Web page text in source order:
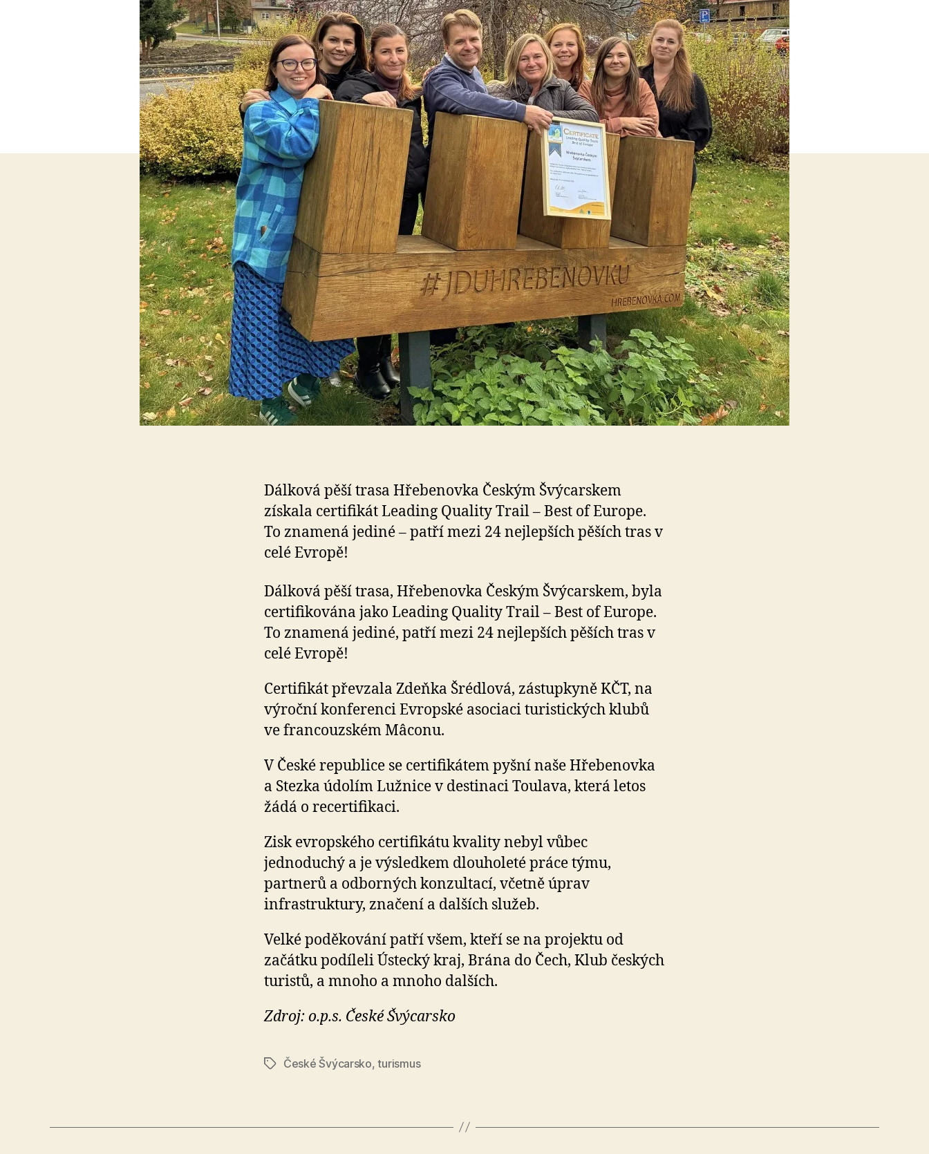
Dálková pěší trasa Hřebenovka Českým Švýcarskem
získala certifikát Leading Quality Trail – Best of Europe.
To znamená jediné – patří mezi 24 nejlepších pěších tras v
celé Evropě!
Dálková pěší trasa, Hřebenovka Českým Švýcarskem, byla
certifikována jako Leading Quality Trail – Best of Europe.
To znamená jediné, patří mezi 24 nejlepších pěších tras v
celé Evropě!
Certifikát převzala Zdeňka Šrédlová, zástupkyně KČT, na
výroční konferenci Evropské asociaci turistických klubů
ve francouzském Mâconu.
V České republice se certifikátem pyšní naše Hřebenovka
a Stezka údolím Lužnice v destinaci Toulava, která letos
žádá o recertifikaci.
Zisk evropského certifikátu kvality nebyl vůbec
jednoduchý a je výsledkem dlouholeté práce týmu,
partnerů a odborných konzultací, včetně úprav
infrastruktury, značení a dalších služeb.
Velké poděkování patří všem, kteří se na projektu od
začátku podíleli Ústecký kraj, Brána do Čech, Klub českých
turistů, a mnoho a mnoho dalších.
Zdroj: o.p.s. České Švýcarsko
ŠtítkyČeské Švýcarsko,turismus